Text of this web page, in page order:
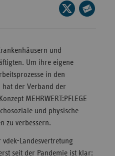
Seite
auf
und
Um ihre eigene
in den
der Verband der
MEHRWERT:PFLEGE
und physische
zu verbessern.
Landesvertretung
seit der Pandemie ist klar: